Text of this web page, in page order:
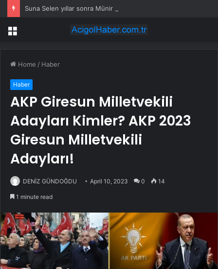
Menu
Home / Haber
Haber
AKP Giresun Milletvekili
Adayları Kimler? AKP 2023
Giresun Milletvekili
Adayları!
DENİZ GÜNDOĞDU April 10, 2023 0 14
1 minute read